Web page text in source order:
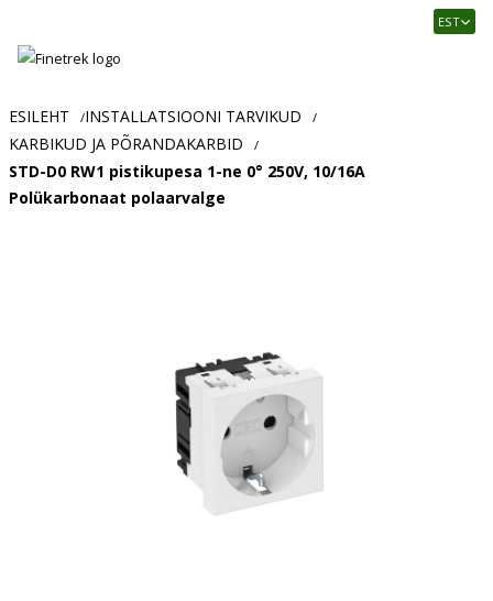
Usaldusväärne
ja
tööstusautomaatika
pood
EST
ESILEHT /INSTALLATSIOONI TARVIKUD /
KARBIKUD JA PÕRANDAKARBID /
STD-D0 RW1 pistikupesa 1-ne 0° 250V, 10/16A
Polükarbonaat polaarvalge